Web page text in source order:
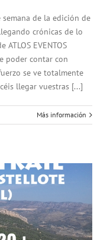
semana de la edición de
crónicas de lo
EVENTOS
poder contar con
se ve totalmente
llegar vuestras [...]
Más información